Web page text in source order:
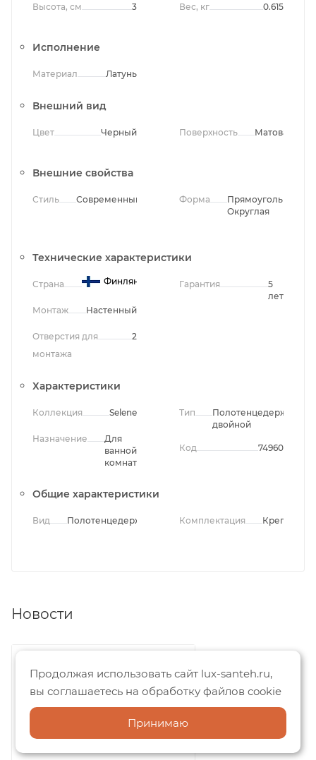
Высота, см 3 Вес, кг 0.615
Исполнение
Материал Латунь
Внешний вид
Цвет Черный Поверхность Матовая
Внешние свойства
Стиль Современный Форма
Прямоугольная,
Округлая
Технические характеристики
Страна Финляндия
Монтаж Настенный
Отверстия для
монтажа
2
Гарантия
5
лет
Характеристики
Коллекция Selene
Назначение
Для
ванной
комнаты
Тип
Полотенцедержатель
двойной
Код 74960
Общие характеристики
Вид Полотенцедержатели Комплектация Крепления
Новости
Продолжая использовать сайт lux-santeh.ru,
вы соглашаетесь на обработку файлов cookie
Принимаю